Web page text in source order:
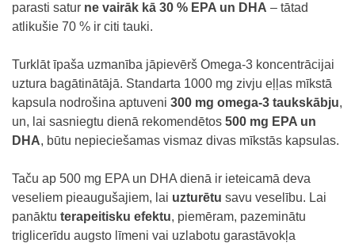
parasti satur ne vairāk kā 30 % EPA un DHA – tātad
atlikušie 70 % ir citi tauki.
Turklāt īpaša uzmanība jāpievērš Omega-3 koncentrācijai
uztura bagātinātājā. Standarta 1000 mg zivju eļļas mīkstā
kapsula nodrošina aptuveni 300 mg omega-3 taukskābju,
un, lai sasniegtu dienā rekomendētos 500 mg EPA un
DHA, būtu nepieciešamas vismaz divas mīkstās kapsulas.
Taču ap 500 mg EPA un DHA dienā ir ieteicamā deva
veseliem pieaugušajiem, lai uzturētu savu veselību. Lai
panāktu terapeitisku efektu, piemēram, pazeminātu
triglicerīdu augsto līmeni vai uzlabotu garastāvokļa